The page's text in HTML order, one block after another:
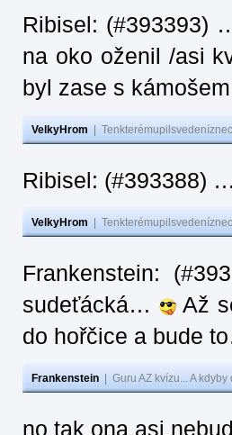
Ribisel: (#393393)
na oko oženil /asi
byl zase s
VelkyHrom
Ribisel: (#393388)
VelkyHrom
Frankenstein:
sudeťácká…
Až
do hořčice a bude
Frankenstein Guru AZ kvízu... A
no tak ona asi